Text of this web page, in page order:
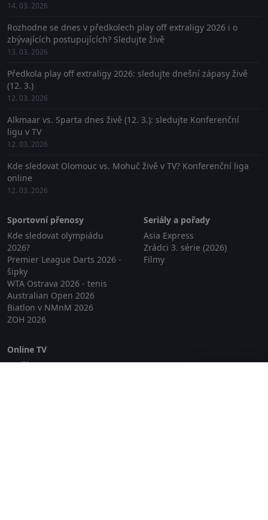
14. 03. 2026
Rozhodne se dnes v předkolech play off extraligy 2026 i o
zbývajících postupujících? Sledujte živě
13. 03. 2026
Předkola play off extraligy 2026: sledujte dnešní zápasy živě
(12. 3.)
12. 03. 2026
Alkmaar vs. Sparta dnes živě (12. 3.): sledujte Konferenční
ligu v TV
12. 03. 2026
Kde sledovat Olomouc vs. Mohuč živě v TV? Konferenční liga
online
12. 03. 2026
Sportovní přenosy
Kde sledovat olympiádu
2026?
Premier League Darts 2026 -
šipky
WTA Ostrava 2026 - tenis
Australian Open 2026
Biatlon v NMnM 2026
ZOH 2026
Seriály a pořady
Asia Express
Zrádci 3. série (2026)
Filmy
Online TV
Lepší.TV